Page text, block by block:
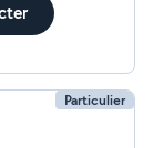
Particulier